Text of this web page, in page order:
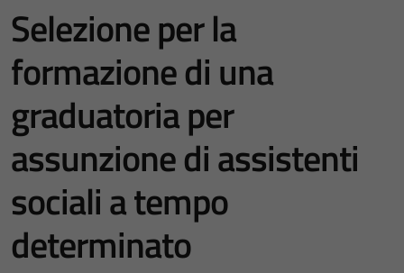
Selezione per la
formazione di una
graduatoria per
assunzione di assistenti
sociali a tempo
determinato